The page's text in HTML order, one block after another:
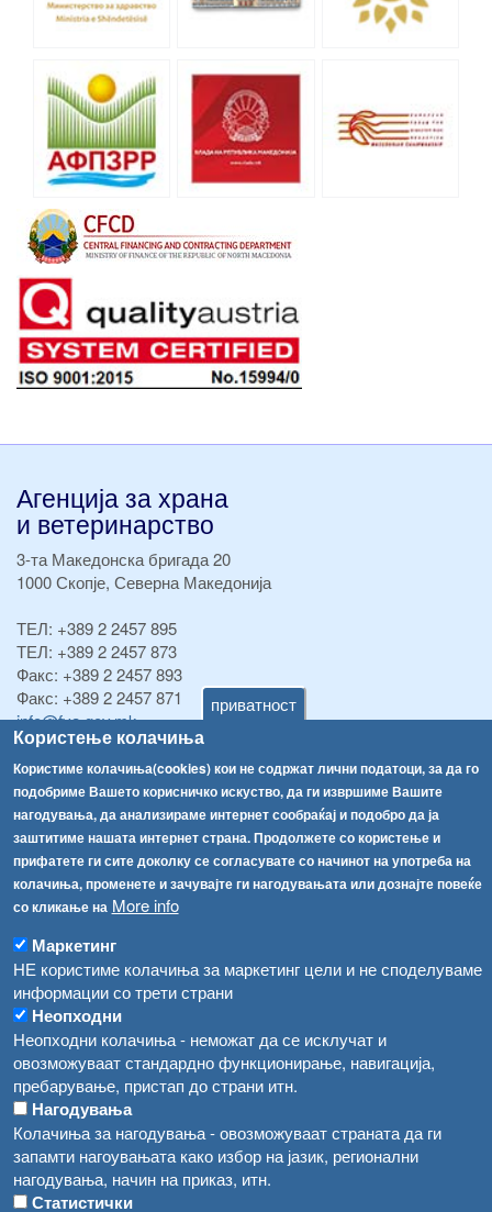
приватност
Користење колачиња
Користиме колачиња(cookies) кои не содржат лични податоци, за да го
подобриме Вашето корисничко искуство, да ги извршиме Вашите
нагодувања, да анализираме интернет сообраќај и подобро да ја
заштитиме нашата интернет страна. Продолжете со користење и
прифатете ги сите доколку се согласувате со начинот на употреба на
колачиња, променете и зачувајте ги нагодувањата или дознајте повеќе
со кликање на More info
Маркетинг
НЕ користиме колачиња за маркетинг цели и не споделуваме
информации со трети страни
Неопходни
Неопходни колачиња - неможат да се исклучат и
овозможуваат стандардно функционирање, навигација,
пребарување, пристап до страни итн.
Нагодувања
Колачиња за нагодувања - овозможуваат страната да ги
запамти нагоувањата како избор на јазик, регионални
нагодувања, начин на приказ, итн.
Статистички
Агенција за храна
и ветеринарство
3-та Македонска бригада 20
1000 Скопје, Северна Македонија
ТЕЛ: +389 2 2457 895
ТЕЛ: +389 2 2457 873
Факс: +389 2 2457 893
Факс: +389 2 2457 871
info@fva.gov.mk
[АХВ-претходна страна]
Соопштенија
Република Бугарија ги засили официјалните контроли при увоз на свежо овошје и зеленчук
Високите температури ризик од труење со храна, опасни се и за животните
Водата во Гостивар може да се користи како техничка, продолжува испораката на флаширана вода
Во Гостивар спроведени 70 вонредни контроли
Забраната за водата во Гостивар останува на сила, операторите да користат само технички безбедна вода
Навигација
Архива
Регистри
Обрасци
Огласи